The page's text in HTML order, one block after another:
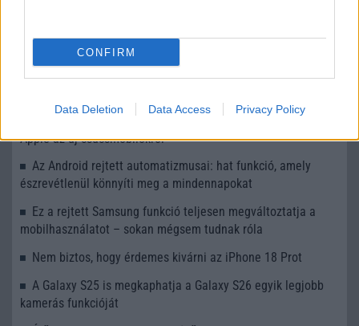
CONFIRM
Data Deletion Data Access Privacy Policy
LEGOLVASOTTABBAK
Számos népszerű Samsung Galaxy készülék kimarad a One
iPhone 18 bemutató dátum - ekkor rántja le a leplet az
Apple az új csúcsmobilokról
Az Android rejtett automatizmusai: hat funkció, amely
észrevétlenül könnyíti meg a mindennapokat
Ez a rejtett Samsung funkció teljesen megváltoztatja a
mobilhasználatot – sokan mégsem tudnak róla
Nem biztos, hogy érdemes kivárni az iPhone 18 Prot
A Galaxy S25 is megkaphatja a Galaxy S26 egyik legjobb
kamerás funkcióját